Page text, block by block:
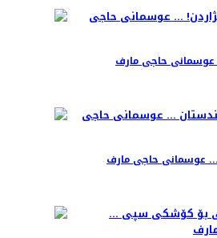
عوسمانی حاجی مارف
عوسمانی حاجی مارف